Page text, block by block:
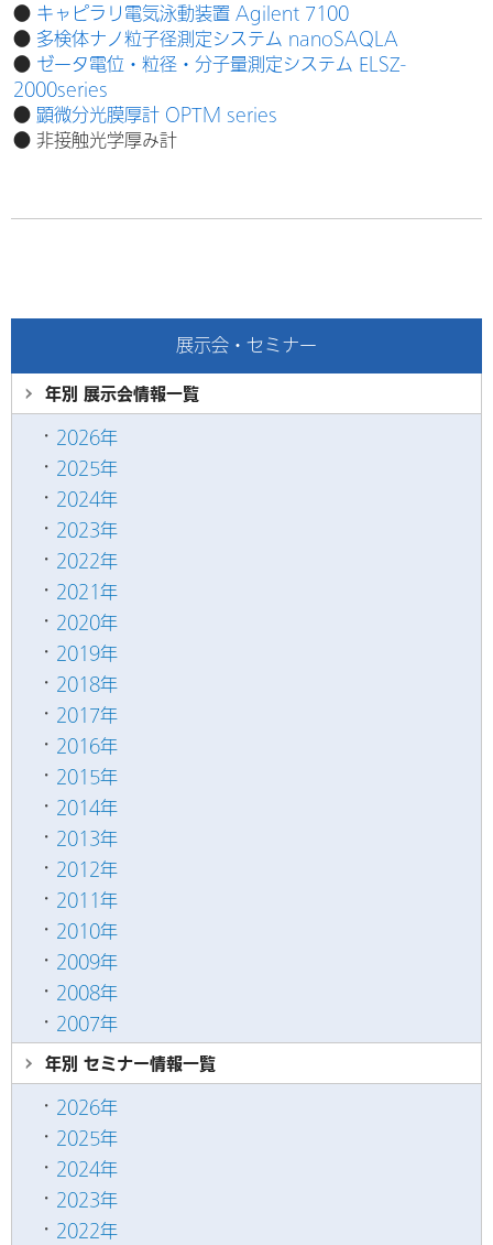
● キャピラリ電気泳動装置 Agilent 7100
● 多検体ナノ粒子径測定システム nanoSAQLA
● ゼータ電位・粒径・分子量測定システム ELSZ-
2000series
● 顕微分光膜厚計 OPTM series
● 非接触光学厚み計
展示会・セミナー
年別 展示会情報一覧
2026年
2025年
2024年
2023年
2022年
2021年
2020年
2019年
2018年
2017年
2016年
2015年
2014年
2013年
2012年
2011年
2010年
2009年
2008年
2007年
年別 セミナー情報一覧
2026年
2025年
2024年
2023年
2022年